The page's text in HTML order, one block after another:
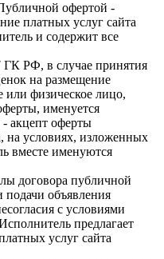
офертой -
платных услуг сайта
и содержит все
ГК РФ, в случае принятия
на размещение
или физическое лицо,
именуется
акцепт оферты
на условиях, изложенных
вместе именуются
договора публичной
подачи объявления
с условиями
предлагает
услуг сайта